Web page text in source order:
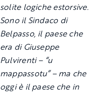
solite logiche estorsive.
Sono il Sindaco di
Belpasso, il paese che
era di Giuseppe
Pulvirenti – “u
mappassotu” – ma che
oggi è il paese che in